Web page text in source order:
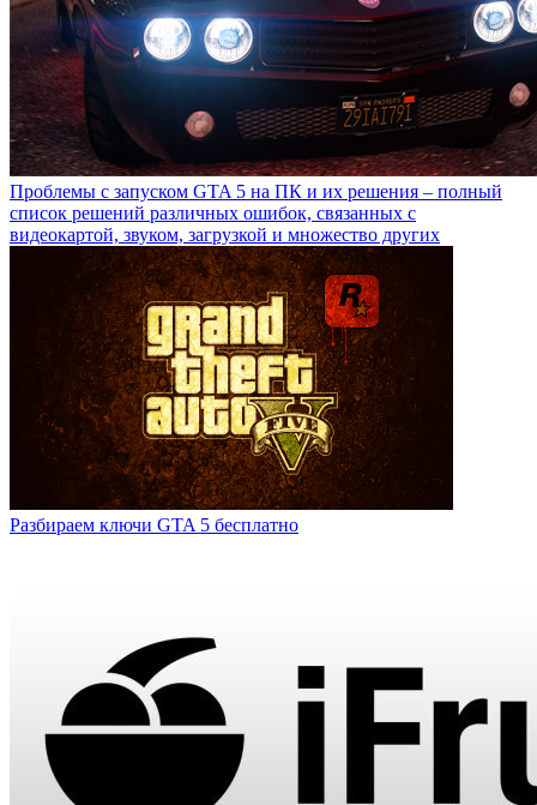
Проблемы с запуском GTA 5 на ПК и их решения – полный
список решений различных ошибок, связанных с
видеокартой, звуком, загрузкой и множество других
Разбираем ключи GTA 5 бесплатно